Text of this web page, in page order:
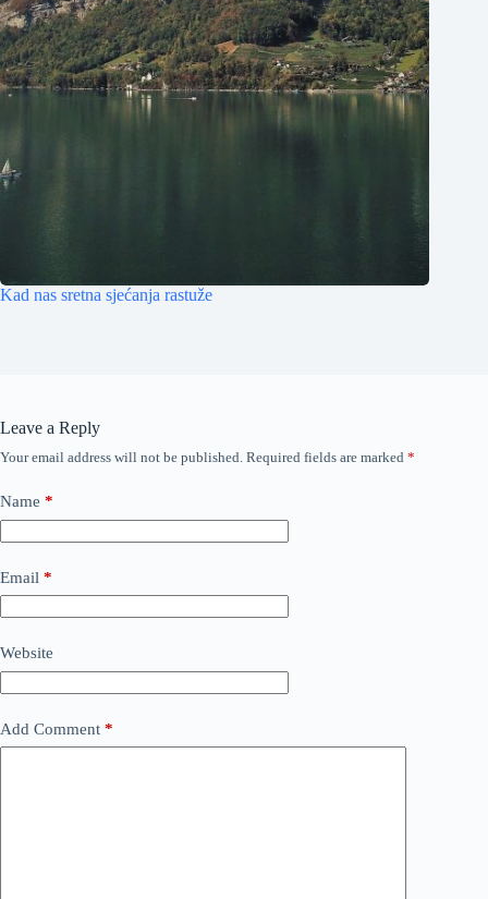
Kad nas sretna sjećanja rastuže
Leave a Reply
Your email address will not be published. Required fields are marked *
Name *
Email *
Website
Add Comment *